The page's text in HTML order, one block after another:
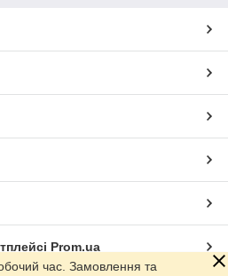
Prom.ua
час. Замовлення та